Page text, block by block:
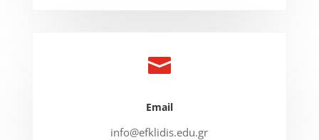

Email
info@efklidis.edu.gr